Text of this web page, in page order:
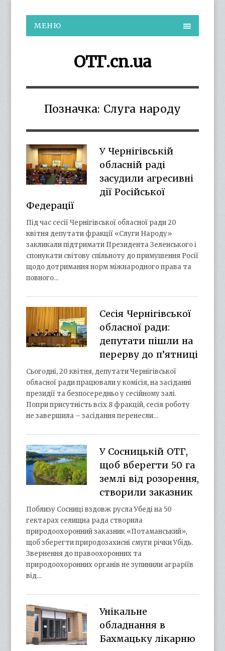
МЕНЮ
ОТГ.cn.ua
Позначка: Слуга народу
У Чернігівській
обласній раді
засудили агресивні
дії Російської
Федерації
Під час сесії Чернігівської обласної ради 20
квітня депутати фракції «Слуги Народу»
закликали підтримати Президента Зеленського і
спонукати світову спільноту до примушення Росії
щодо дотримання норм міжнародного права та
повного…
Сесія Чернігівської
обласної ради:
депутати пішли на
перерву до п’ятниці
Сьогодні, 20 квітня, депутати Чернігівської
обласної ради працювали у комісія, на засіданні
президії та безпосередньо у сесійному залі.
Попри присутність всіх 8 фракцій, сесія роботу
не завершила – засідання перенесли…
У Сосницькій ОТГ,
щоб вберегти 50 га
землі від розорення,
створили заказник
Поблизу Сосниці вздовж русла Убеді на 50
гектарах селищна рада створила
природоохоронний заказник «Потаманський»,
щоб зберегти природозахисні смуги річки Убідь.
Звернення до правоохоронних та
природоохоронних органів не зупинили аграріїв
від…
Унікальне
обладнання в
Бахмацьку лікарню